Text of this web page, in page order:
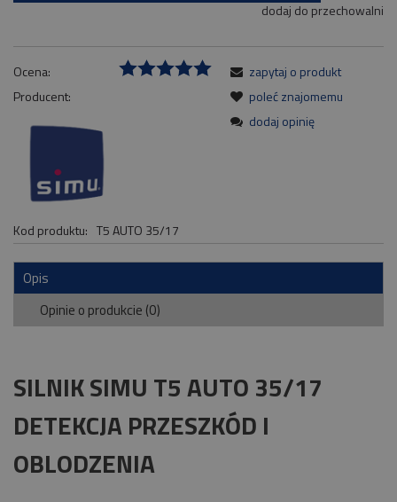
dodaj do przechowalni
Ocena:
Producent:
Kod produktu: T5 AUTO 35/17
zapytaj o produkt
poleć znajomemu
dodaj opinię
Opis
Opinie o produkcie (0)
SILNIK SIMU T5 AUTO 35/17
DETEKCJA PRZESZKÓD I
OBLODZENIA